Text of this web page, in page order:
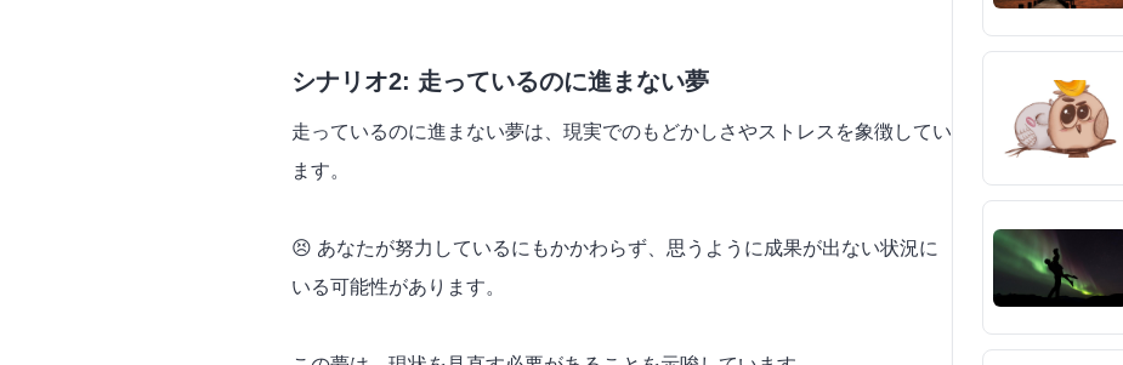
シナリオ2: 走っているのに進まない夢
走っているのに進まない夢は、現実でのもどかしさやストレスを象徴してい
ます。
😣 あなたが努力しているにもかかわらず、思うように成果が出ない状況に
いる可能性があります。